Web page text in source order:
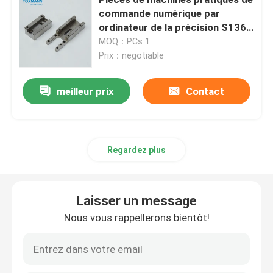
Pièces usinées en métal
Machine servo de presse
La commande numérique par ordinateur tournent les
Pièces en plastique de moule
commande numérique par
ordinateur de la précision S136
universelles pour le moteur
MOQ：PCs 1
Prix：negotiable
meilleur prix Contact
Regardez plus
Laisser un message
Nous vous rappellerons bientôt!